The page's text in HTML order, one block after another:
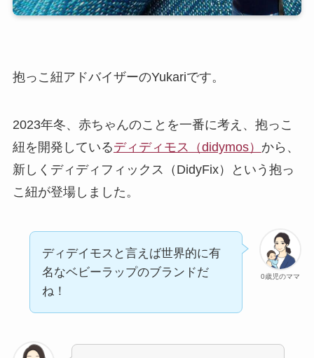
抱っこ紐アドバイザーのYukariです。
2023年冬、赤ちゃんのことを一番に考え、抱っこ
紐を開発しているディディモス（didymos） から、
新しくディディフィックス（DidyFix）という抱っ
こ紐が登場しました。
0歳児のママ
ディデイモスと言えば世界的に有
名なベビーラップのブランドだ
ね！